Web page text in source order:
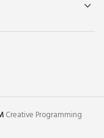
Creative Programming